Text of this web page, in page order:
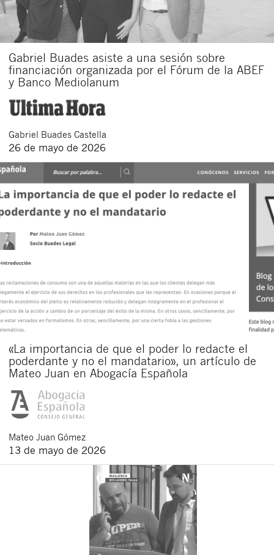
Gabriel Buades asiste a una sesión sobre
financiación organizada por el Fórum de la ABEF
y Banco Mediolanum
Gabriel Buades Castella
26 de mayo de 2026
«La importancia de que el poder lo redacte el
poderdante y no el mandatario», un artículo de
Mateo Juan en Abogacía Española
Mateo Juan Gómez
13 de mayo de 2026